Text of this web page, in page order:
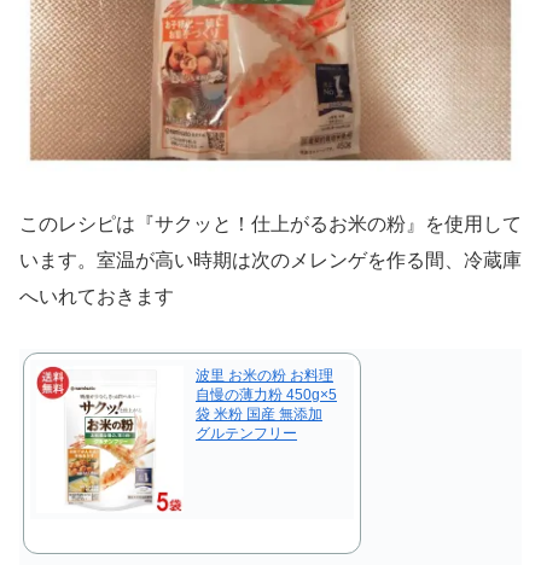
このレシピは『サクッと！仕上がるお米の粉』を使用して
います。室温が高い時期は次のメレンゲを作る間、冷蔵庫
へいれておきます
波里 お米の粉 お料理
自慢の薄力粉 450g×5
袋 米粉 国産 無添加
グルテンフリー